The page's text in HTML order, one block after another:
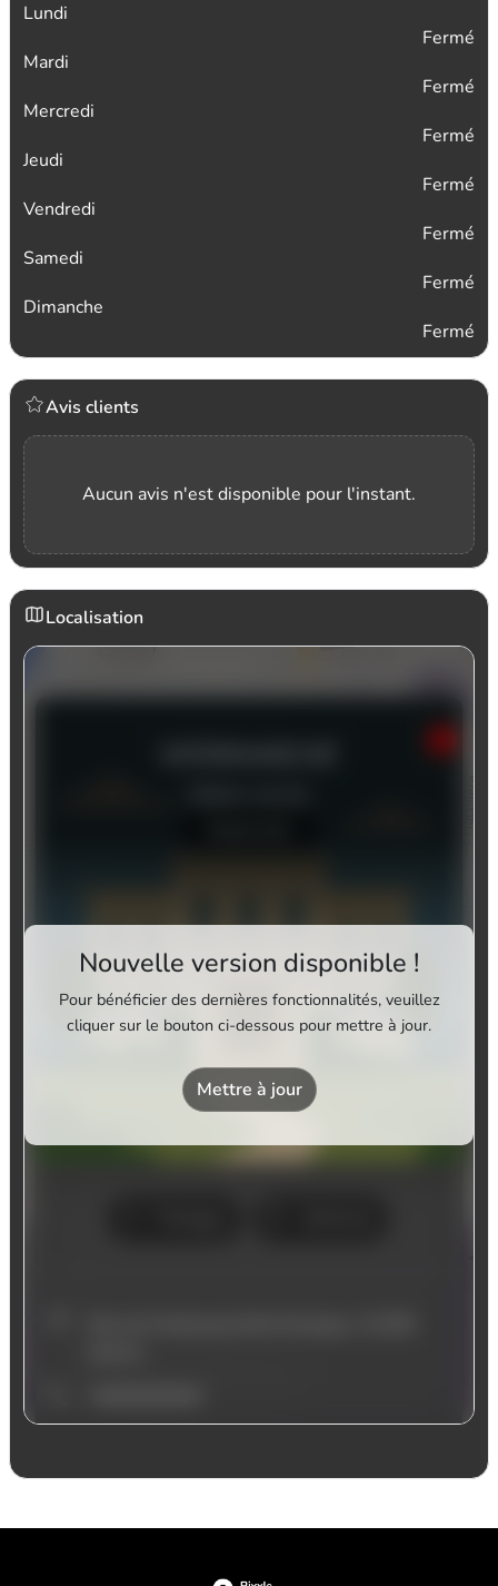
Lundi
Fermé
Mardi
Fermé
Mercredi
Fermé
Jeudi
Fermé
Vendredi
Fermé
Samedi
Fermé
Dimanche
Fermé
Avis clients
Aucun avis n'est disponible pour l'instant.
Localisation